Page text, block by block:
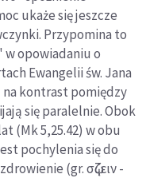
ukaże się jeszcze
Przypomina to
opowiadaniu o
Ewangelii św. Jana
na kontrast pomiędzy
się paralelnie. Obok
(Mk 5,25.42) w obu
pochylenia się do
(gr. σῴζειν -